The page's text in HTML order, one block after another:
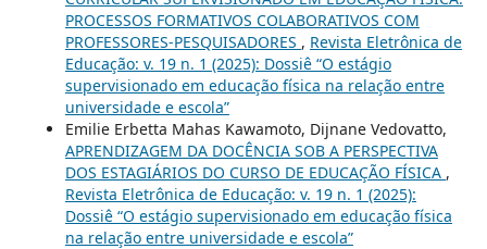
PROCESSOS FORMATIVOS COLABORATIVOS COM
PROFESSORES-PESQUISADORES , Revista Eletrônica de
Educação: v. 19 n. 1 (2025): Dossiê “O estágio
supervisionado em educação física na relação entre
universidade e escola”
Emilie Erbetta Mahas Kawamoto, Dijnane Vedovatto,
APRENDIZAGEM DA DOCÊNCIA SOB A PERSPECTIVA
DOS ESTAGIÁRIOS DO CURSO DE EDUCAÇÃO FÍSICA ,
Revista Eletrônica de Educação: v. 19 n. 1 (2025):
Dossiê “O estágio supervisionado em educação física
na relação entre universidade e escola”